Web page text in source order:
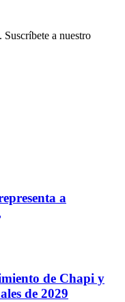
a nuestro
a
de Chapi y
de 2029